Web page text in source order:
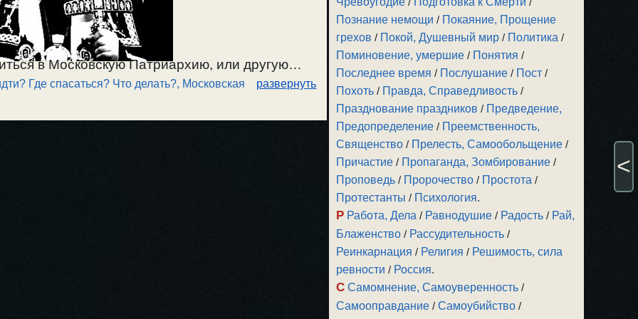
в Московскую Патриархию, или другую
Где спасаться? Что делать?, Московская
развернуть
Познание немощи / Покаяние, Прощение
грехов / Покой, Душевный мир / Политика /
Поминовение, умершие / Понятия /
Последнее время / Послушание / Пост /
Похоть / Правда, Справедливость /
Празднование праздников / Предведение,
Предопределение / Преемственность,
Священство / Прелесть, Самообольщение /
Причастие / Пропаганда, Зомбирование /
Проповедь / Пророчество / Простота /
Протестанты / Психология.
Р Работа, Дела / Равнодушие / Радость / Рай,
Блаженство / Рассудительность /
Реинкарнация / Религия / Решимость, сила
ревности / Россия.
С Самомнение, Самоуверенность /
Самооправдание /Самоубийство /
<